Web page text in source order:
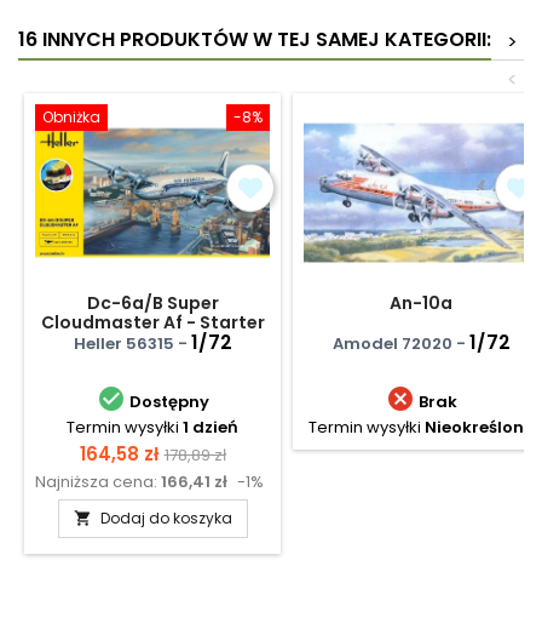
16 INNYCH PRODUKTÓW W TEJ SAMEJ KATEGORII:
>
<
-8%
Obniżka
Dc-6a/B Super
Cloudmaster Af - Starter
Kit
Heller 56315 - 1/72
 Dostępny
Termin wysyłki 1 dzień
Cena
164,58 zł Cena
podstawowa
178,89 zł
Najniższa cena: 166,41 zł -1%
 Dodaj do koszyka
An-10a
Amodel 72020 - 1/72
 Brak
Termin wysyłki Nieokreślony